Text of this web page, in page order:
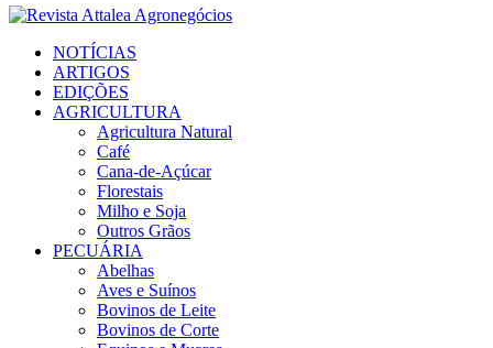
NOTÍCIAS
ARTIGOS
EDIÇÕES
AGRICULTURA
Agricultura Natural
Café
Cana-de-Açúcar
Florestais
Milho e Soja
Outros Grãos
PECUÁRIA
Abelhas
Aves e Suínos
Bovinos de Leite
Bovinos de Corte